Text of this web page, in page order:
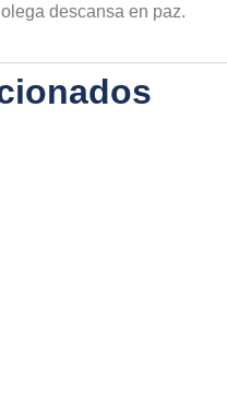
descansa en paz.